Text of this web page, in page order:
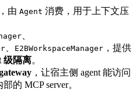
由 Agent 消费，用于上下文压
E2BWorkspaceManager ，提供
级隔离。
，让宿主侧 agent 能访问
的 MCP server。